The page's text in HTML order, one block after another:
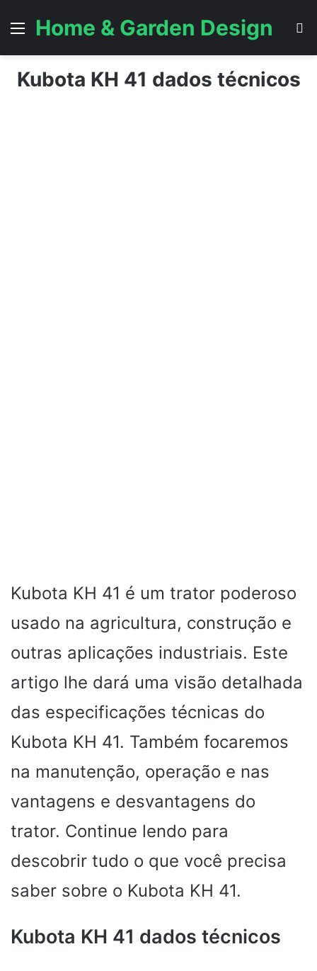
Menu
Home & Garden Design
Kubota KH 41 dados técnicos
Kubota KH 41 é um trator poderoso
usado na agricultura, construção e
outras aplicações industriais. Este
artigo lhe dará uma visão detalhada
das especificações técnicas do
Kubota KH 41. Também focaremos
na manutenção, operação e nas
vantagens e desvantagens do
trator. Continue lendo para
descobrir tudo o que você precisa
saber sobre o Kubota KH 41.
Kubota KH 41 dados técnicos